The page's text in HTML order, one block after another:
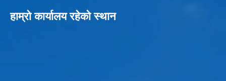
हाम्रो कार्यालय रहेको स्थान